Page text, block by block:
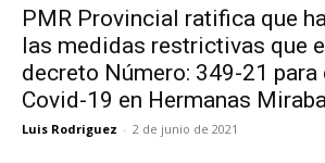
PMR Provincial ratifica que
las medidas restrictivas que
decreto Número: 349-21
Covid-19 en Hermanas
Luis Rodriguez - 2 de junio de 2021